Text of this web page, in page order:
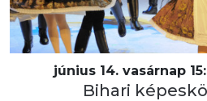
június 14. vasárnap
Bihari